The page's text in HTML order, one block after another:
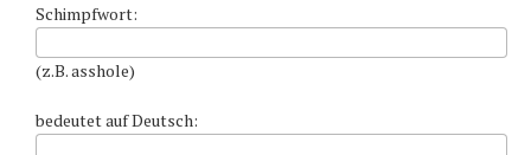
Schimpfwort:
(z.B. asshole)
bedeutet auf Deutsch: